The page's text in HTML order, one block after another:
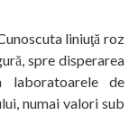
liniuţă roz
spre disperarea
de
numai valori sub